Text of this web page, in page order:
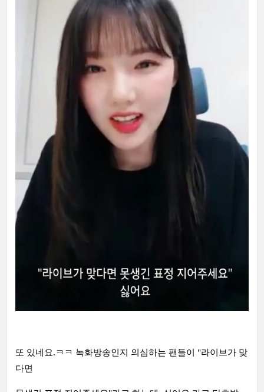
또 있네요.ㅋㅋ 녹화방송인지 의심하는 팬들이 "라이브가 맞
다면